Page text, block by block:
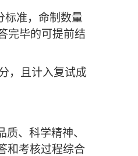
标准，命制数量
完毕的可提前结
，且计入复试成
、科学精神、
和考核过程综合